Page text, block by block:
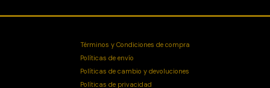
Términos y Condiciones de compra
Políticas de envío
Políticas de cambio y devoluciones
Políticas de privacidad